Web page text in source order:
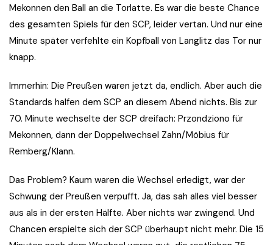
Mekonnen den Ball an die Torlatte. Es war die beste Chance
des gesamten Spiels für den SCP, leider vertan. Und nur eine
Minute später verfehlte ein Kopfball von Langlitz das Tor nur
knapp.
Immerhin: Die Preußen waren jetzt da, endlich. Aber auch die
Standards halfen dem SCP an diesem Abend nichts. Bis zur
70. Minute wechselte der SCP dreifach: Przondziono für
Mekonnen, dann der Doppelwechsel Zahn/Möbius für
Remberg/Klann.
Das Problem? Kaum waren die Wechsel erledigt, war der
Schwung der Preußen verpufft. Ja, das sah alles viel besser
aus als in der ersten Hälfte. Aber nichts war zwingend. Und
Chancen erspielte sich der SCP überhaupt nicht mehr. Die 15